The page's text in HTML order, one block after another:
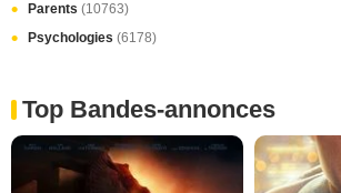
Parents (10763)
Psychologies (6178)
Top Bandes-annonces